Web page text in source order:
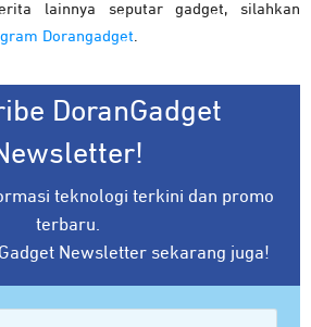
lainnya seputar gadget, silahkan
Dorangadget.
DoranGadget
teknologi terkini dan promo
terbaru.
Newsletter sekarang juga!